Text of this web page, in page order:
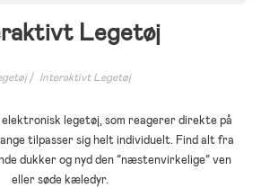
Legetøj
Interaktivt Legetøj
legetøj, som reagerer direkte på
tilpasser sig helt individuelt. Find alt fra
dukker og nyd den ”næstenvirkelige” ven
eller søde kæledyr.